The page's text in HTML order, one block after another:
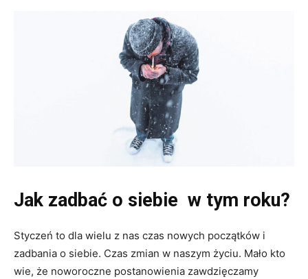
Jak zadbać o siebie w tym roku?
Styczeń to dla wielu z nas czas nowych początków i
zadbania o siebie. Czas zmian w naszym życiu. Mało kto
wie, że noworoczne postanowienia zawdzięczamy